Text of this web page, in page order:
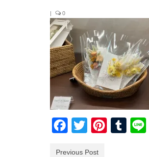
0
Facebook
Twitter
Previous Post